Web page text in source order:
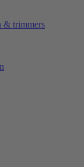
& trimmers